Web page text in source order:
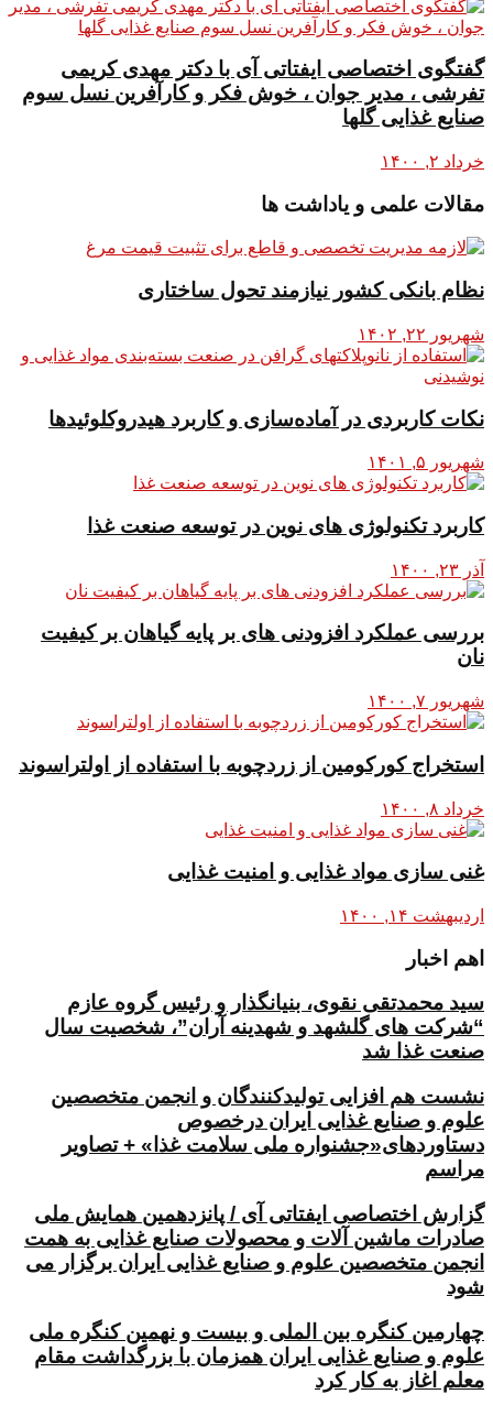
گفتگوی اختصاصی ایفتاتی آی با دکتر مهدی کریمی
تفرشی ، مدیر جوان ، خوش فکر و کارآفرین نسل سوم
صنایع غذایی گلها
خرداد ۲, ۱۴۰۰
مقالات علمی و یاداشت ها
نظام بانکی کشور نیازمند تحول ساختاری
شهریور ۲۲, ۱۴۰۲
نکات کاربردی در آماده‌سازی و کاربرد هیدروکلوئیدها
شهریور ۵, ۱۴۰۱
کاربرد تکنولوژی های نوین در توسعه صنعت غذا
آذر ۲۳, ۱۴۰۰
بررسی عملکرد افزودنی های بر پایه گیاهان بر کیفیت
نان
شهریور ۷, ۱۴۰۰
استخراج کورکومین از زردچوبه با استفاده از اولتراسوند
خرداد ۸, ۱۴۰۰
غنی سازی مواد غذایی و امنیت غذایی
اردیبهشت ۱۴, ۱۴۰۰
اهم اخبار
سید محمدتقی نقوی، بنیانگذار و رئیس گروه عازم
“شرکت های گلشهد و شهدینه آران”، شخصیت سال
صنعت غذا شد
نشست هم افزایی تولیدکنندگان و انجمن متخصصین
علوم و صنایع غذایی ایران درخصوص
دستاوردهای«جشنواره ملی سلامت غذا» + تصاویر
مراسم
گزارش اختصاصی ایفتاتی آی / پانزدهمین همایش ملی
صادرات ماشین آلات و محصولات صنایع غذایی به همت
انجمن متخصصین علوم و صنایع غذایی ایران برگزار می
شود
چهارمین کنگره بین الملی و بیست و نهمین کنگره ملی
علوم و صنایع غذایی ایران همزمان با بزرگداشت مقام
معلم اغاز به کار کرد